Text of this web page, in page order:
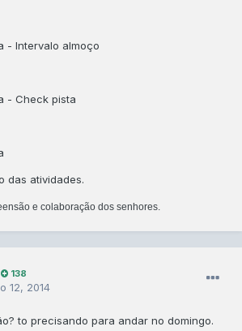
- Intervalo almoço
- Check pista
das atividades.
e colaboração dos senhores.
138
12, 2014
to precisando para andar no domingo.